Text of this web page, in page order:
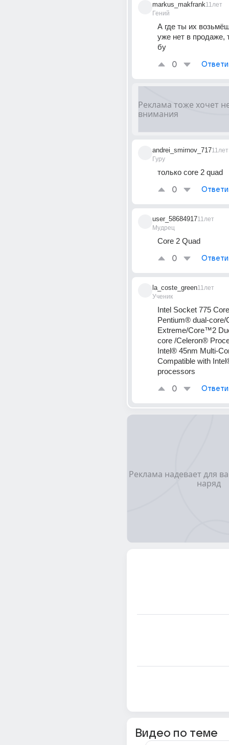
markus_makfrank
Гений
11лет
А где ты их
уже нет в продаже,
бу
0
andrei_smirnov_717
Гуру
11лет
только core 2 quad
0
user_58684917
Мудрец
11лет
Core 2 Quad
0
la_coste_green
Ученик
11лет
Intel Socket 775
Pentium® dual-
Extreme/Core™2
core /Celeron®
Intel® 45nm Multi-
Compatible with
processors
0
Видео по теме